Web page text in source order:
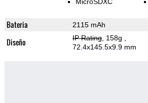
Bateria 2115 mAh
Diseño IP Rating, 158g
72.4x145.5x9.9 mm